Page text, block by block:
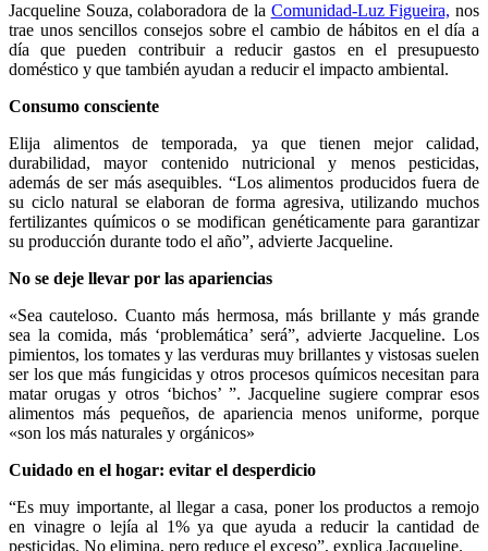
Jacqueline Souza, colaboradora de la Comunidad-Luz Figueira, nos
trae unos sencillos consejos sobre el cambio de hábitos en el día a
día que pueden contribuir a reducir gastos en el presupuesto
doméstico y que también ayudan a reducir el impacto ambiental.
Consumo consciente
Elija alimentos de temporada, ya que tienen mejor calidad,
durabilidad, mayor contenido nutricional y menos pesticidas,
además de ser más asequibles. “Los alimentos producidos fuera de
su ciclo natural se elaboran de forma agresiva, utilizando muchos
fertilizantes químicos o se modifican genéticamente para garantizar
su producción durante todo el año”, advierte Jacqueline.
No se deje llevar por las apariencias
«Sea cauteloso. Cuanto más hermosa, más brillante y más grande
sea la comida, más ‘problemática’ será”, advierte Jacqueline. Los
pimientos, los tomates y las verduras muy brillantes y vistosas suelen
ser los que más fungicidas y otros procesos químicos necesitan para
matar orugas y otros ‘bichos’ ”. Jacqueline sugiere comprar esos
alimentos más pequeños, de apariencia menos uniforme, porque
«son los más naturales y orgánicos»
Cuidado en el hogar: evitar el desperdicio
“Es muy importante, al llegar a casa, poner los productos a remojo
en vinagre o lejía al 1% ya que ayuda a reducir la cantidad de
pesticidas. No elimina, pero reduce el exceso”, explica Jacqueline.